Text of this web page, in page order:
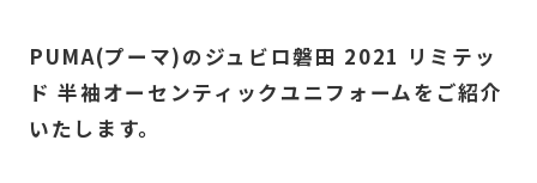
PUMA(プーマ)のジュビロ磐田 2021 リミテッ
ド 半袖オーセンティックユニフォームをご紹介
いたします。